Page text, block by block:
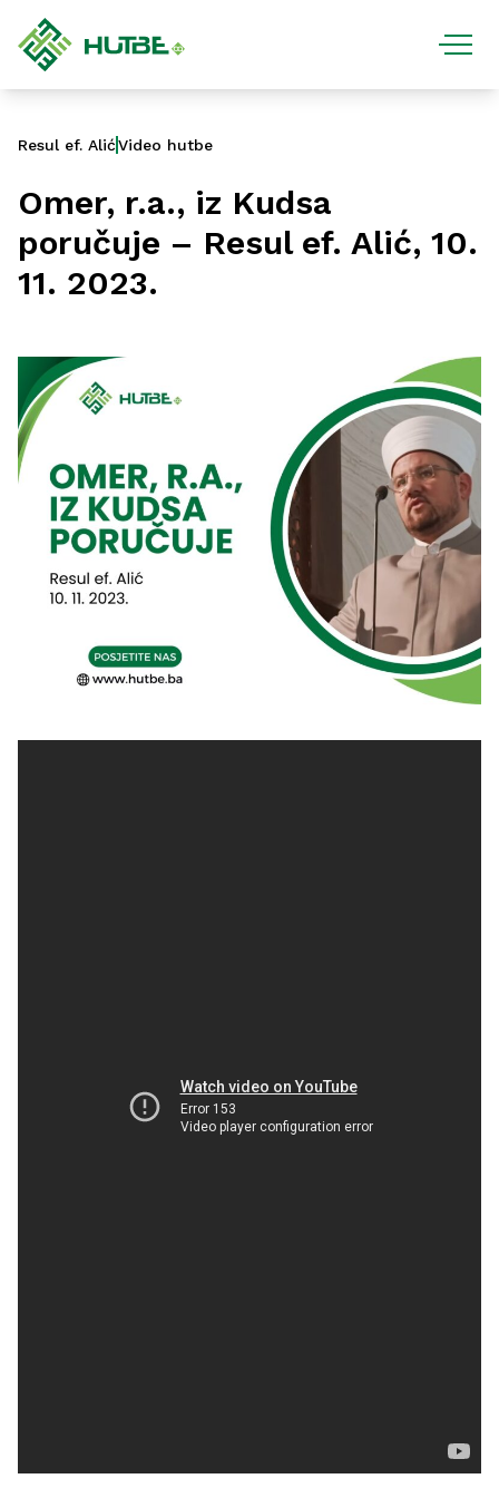
Resul ef. AlićVideo hutbe
Omer, r.a., iz Kudsa
poručuje – Resul ef. Alić, 10.
11. 2023.